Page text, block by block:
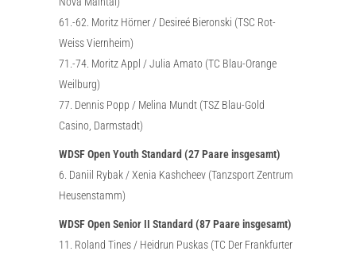
61.-62. Moritz Hörner / Desireé Bieronski (TSC Rot-
Weiss Viernheim)
71.-74. Moritz Appl / Julia Amato (TC Blau-Orange
Weilburg)
77. Dennis Popp / Melina Mundt (TSZ Blau-Gold
Casino, Darmstadt)
WDSF Open Youth Standard (27 Paare insgesamt)
6. Daniil Rybak / Xenia Kashcheev (Tanzsport Zentrum
Heusenstamm)
WDSF Open Senior II Standard (87 Paare insgesamt)
11. Roland Tines / Heidrun Puskas (TC Der Frankfurter